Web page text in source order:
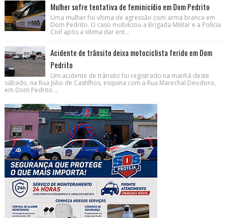
Mulher sofre tentativa de feminicídio em Dom Pedrito
Uma mulher foi vítima de agressão com arma branca em
Dom Pedrito. O caso mobilizou a Brigada Militar e a Polícia
Civil após a vítima dar ent...
Acidente de trânsito deixa motociclista ferido em Dom
Pedrito
Um acidente de trânsito foi registrado na manhã deste
sábado, na Rua Júlio de Castilhos, esquina com a Rua Marechal Deodoro,
em Dom Pedrito....